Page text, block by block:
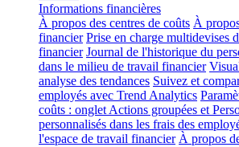
Informations financières
À propos des centres de coûts À
financier Prise en charge multidevises
financier Journal de l'historique du
dans le milieu de travail financier
analyse des tendances Suivez et
employés avec Trend Analytics
coûts : onglet Actions groupées et
personnalisés dans les frais des
l'espace de travail financier À propos